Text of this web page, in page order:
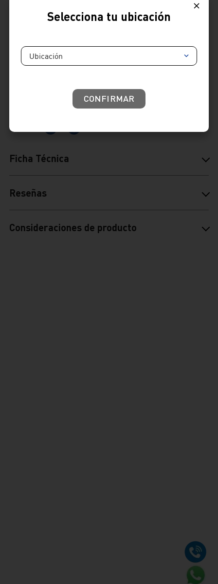
Cambios y devoluciones:
: Tienes hasta 7 días útiles desde la recepción de tu
01 604 4646
01) 604 4646
Comparte
Ficha Técnica
Reseñas
Consideraciones de producto
Selecciona tu ubicación
Ubicación
CONFIRMAR